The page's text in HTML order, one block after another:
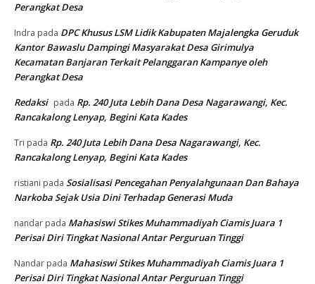
Perangkat Desa
Indra pada DPC Khusus LSM Lidik Kabupaten Majalengka Geruduk
Kantor Bawaslu Dampingi Masyarakat Desa Girimulya
Kecamatan Banjaran Terkait Pelanggaran Kampanye oleh
Perangkat Desa
Redaksi pada Rp. 240 Juta Lebih Dana Desa Nagarawangi, Kec.
Rancakalong Lenyap, Begini Kata Kades
Tri pada Rp. 240 Juta Lebih Dana Desa Nagarawangi, Kec.
Rancakalong Lenyap, Begini Kata Kades
ristiani pada Sosialisasi Pencegahan Penyalahgunaan Dan Bahaya
Narkoba Sejak Usia Dini Terhadap Generasi Muda
nandar pada Mahasiswi Stikes Muhammadiyah Ciamis Juara 1
Perisai Diri Tingkat Nasional Antar Perguruan Tinggi
Nandar pada Mahasiswi Stikes Muhammadiyah Ciamis Juara 1
Perisai Diri Tingkat Nasional Antar Perguruan Tinggi